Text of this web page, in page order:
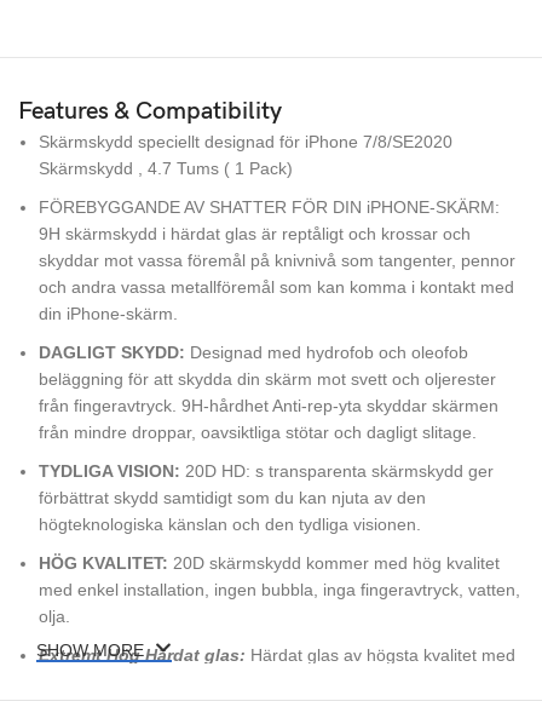
Features & Compatibility
Skärmskydd speciellt designad för iPhone 7/8/SE2020
Skärmskydd , 4.7 Tums ( 1 Pack)
FÖREBYGGANDE AV SHATTER FÖR DIN iPHONE-SKÄRM:
9H skärmskydd i härdat glas är reptåligt och krossar och
skyddar mot vassa föremål på knivnivå som tangenter, pennor
och andra vassa metallföremål som kan komma i kontakt med
din iPhone-skärm.
DAGLIGT SKYDD: Designad med hydrofob och oleofob
beläggning för att skydda din skärm mot svett och oljerester
från fingeravtryck. 9H-hårdhet Anti-rep-yta skyddar skärmen
från mindre droppar, oavsiktliga stötar och dagligt slitage.
TYDLIGA VISION:20D HD: s transparenta skärmskydd ger
förbättrat skydd samtidigt som du kan njuta av den
högteknologiska känslan och den tydliga visionen.
HÖG KVALITET: 20D skärmskydd kommer med hög kvalitet
med enkel installation, ingen bubbla, inga fingeravtryck, vatten,
olja.
Extremt Hög Härdat glas: Härdat glas av högsta kvalitet med
SHOW MORE